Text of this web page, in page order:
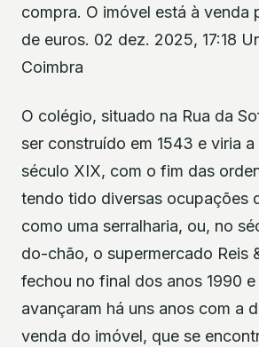
compra. O imóvel está à venda
de euros. 02 dez. 2025, 17:18
Coimbra
O colégio, situado na Rua da
ser construído em 1543 e viria a
século XIX, com o fim das
tendo tido diversas ocupações
como uma serralharia, ou, no
do-chão, o supermercado Reis
fechou no final dos anos 1990
avançaram há uns anos com a
venda do imóvel, que se